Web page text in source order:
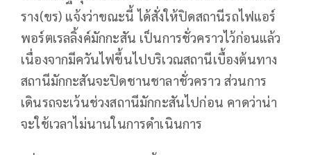
ราง(ขร) แจ้งว่าขณะนี้ ได้สั่งให้ปิดสถานีรถไฟแอร์
พอร์ตเรลลิ้งค์มักกะสัน เป็นการชั่วคราวไว้ก่อนแล้ว
เนื่องจากมีควันไฟขึ้นไปบริเวณสถานีเบื้องต้นทาง
สถานีมักกะสันจะปิดชานชาลาชั่วคราว ส่วนการ
เดินรถจะเว้นช่วงสถานีมักกะสันไปก่อน คาดว่าน่า
จะใช้เวลาไม่นานในการดำเนินการ